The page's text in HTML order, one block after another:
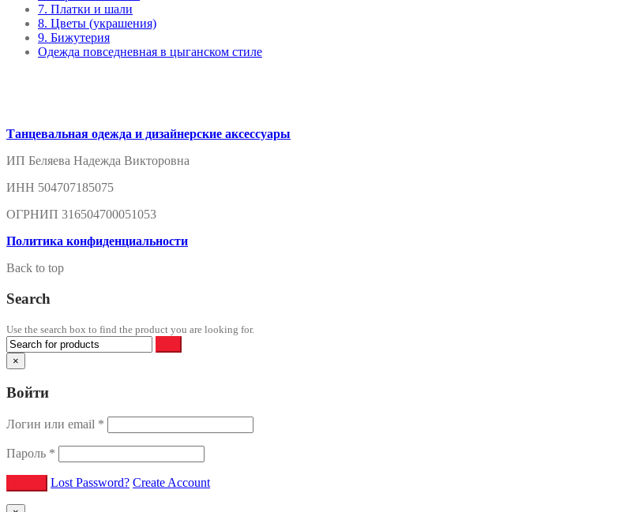
7. Платки и шали
8. Цветы (украшения)
9. Бижутерия
Одежда повседневная в цыганском стиле
Танцевальная одежда и дизайнерские аксессуары
ИП Беляева Надежда Викторовна
ИНН 504707185075
ОГРНИП 316504700051053
Политика конфиденциальности
Back to top
Search
Use the search box to find the product you are looking for.
×
Войти
Логин или email *
Пароль *
Lost Password? Create Account